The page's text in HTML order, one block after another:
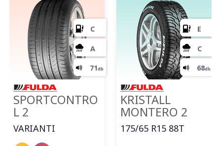
D
B
69db
SPORTCONTRO
L 2
VARIANTI
KRISTALL
MONTERO 2
175/65 R15 88T